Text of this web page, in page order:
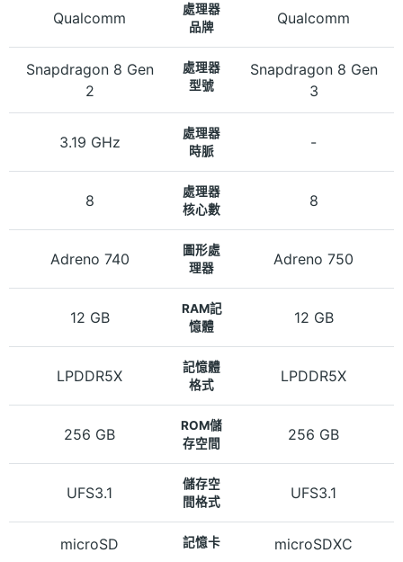
Qualcomm
處理器
品牌
Qualcomm
Snapdragon 8 Gen
2
處理器
型號
Snapdragon 8 Gen
3
3.19 GHz
處理器
時脈
-
8
處理器
核心數
8
Adreno 740
圖形處
理器
Adreno 750
12 GB
RAM記
憶體
12 GB
LPDDR5X
記憶體
格式
LPDDR5X
256 GB
ROM儲
存空間
256 GB
UFS3.1
儲存空
間格式
UFS3.1
microSD 記憶卡 microSDXC